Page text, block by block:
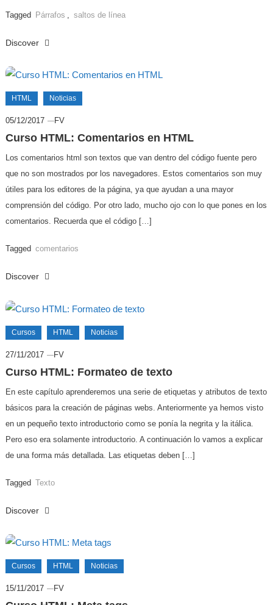
Tagged Párrafos , saltos de línea
Discover
HTML Noticias
05/12/2017 FV
Curso HTML: Comentarios en HTML
Los comentarios html son textos que van dentro del código fuente pero
que no son mostrados por los navegadores. Estos comentarios son muy
útiles para los editores de la página, ya que ayudan a una mayor
comprensión del código. Por otro lado, mucho ojo con lo que pones en los
comentarios. Recuerda que el código […]
Tagged comentarios
Discover
Cursos HTML Noticias
27/11/2017 FV
Curso HTML: Formateo de texto
En este capítulo aprenderemos una serie de etiquetas y atributos de texto
básicos para la creación de páginas webs. Anteriormente ya hemos visto
en un pequeño texto introductorio como se ponía la negrita y la itálica.
Pero eso era solamente introductorio. A continuación lo vamos a explicar
de una forma más detallada. Las etiquetas deben […]
Tagged Texto
Discover
Cursos HTML Noticias
15/11/2017 FV